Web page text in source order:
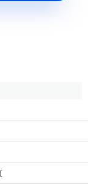
會計主體全年經
分析會計主體全
累計數及資產負
金